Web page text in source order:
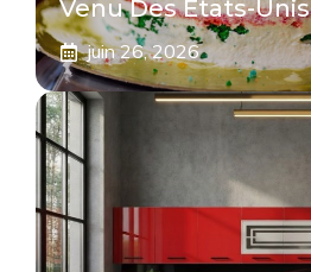
Venu Des États-Unis
juin 26, 2026